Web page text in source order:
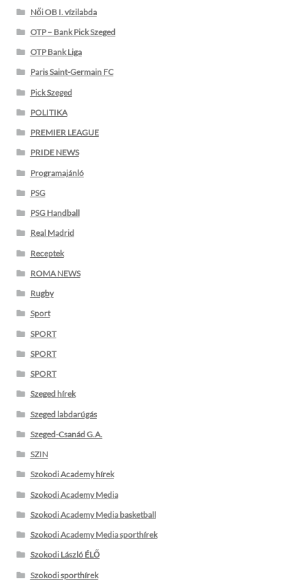
Női OB I. vízilabda
OTP – Bank Pick Szeged
OTP Bank Liga
Paris Saint-Germain FC
Pick Szeged
POLITIKA
PREMIER LEAGUE
PRIDE NEWS
Programajánló
PSG
PSG Handball
Real Madrid
Receptek
ROMA NEWS
Rugby
Sport
SPORT
SPORT
SPORT
Szeged hírek
Szeged labdarúgás
Szeged-Csanád G.A.
SZIN
Szokodi Academy hírek
Szokodi Academy Media
Szokodi Academy Media basketball
Szokodi Academy Media sporthírek
Szokodi László ÉLŐ
Szokodi sporthírek